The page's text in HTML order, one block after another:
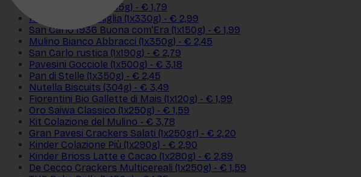
Lays Classiche (1x145g) - € 1,79
Ringo Gusto Vaniglia (1x330g) - € 2,99
San Carlo 1936 Buona com'Era (1x150g) - € 1,99
Mulino Bianco Abbracci (1x350g) - € 2,45
San Carlo rustica (1x190g) - € 2,79
Pavesini Gocciole (1x500g) - € 3,18
Pan di Stelle (1x350g) - € 2,45
Nutella Biscuits (304g) - € 3,49
Fiorentini Bio Gallette di Mais (1x120g) - € 1,99
Oro Saiwa Classico (1x250g) - € 1,59
Kit Colazione del Mulino - € 3,78
Gran Pavesi Crackers Salati (1x250gr) - € 2,20
Kinder Colazione Più (1x290g) - € 2,90
Kinder Brioss Latte e Cacao (1x280g) - € 2,89
De Cecco Crackers Multicereali (1x250g) - € 1,59